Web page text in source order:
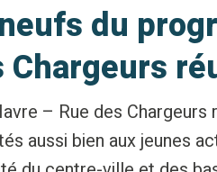
du
Chargeurs
– Rue des Chargeurs
aussi bien aux jeunes